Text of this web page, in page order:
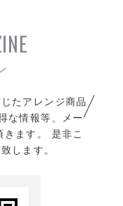
たアレンジ商品
な情報等、メー
ます。 是非こ
します。